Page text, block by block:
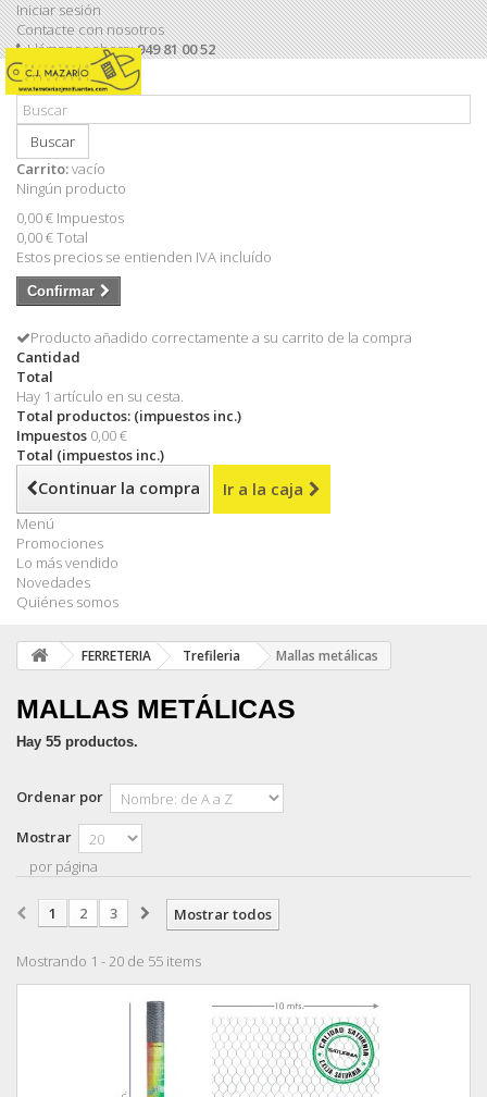
Iniciar sesión
Contacte con nosotros
Llámanos ahora:949 81 00 52
Buscar
Carrito:vacío
Ningún producto
0,00 € Impuestos
0,00 €Total
Estos precios se entienden IVA incluído
Confirmar
Producto añadido correctamente a su carrito de la compra
Cantidad
Total
Hay 1 artículo en su cesta.
Total productos: (impuestos inc.)
Impuestos 0,00 €
Total (impuestos inc.)
Continuar la compra Ir a la caja
Menú
Promociones
Lo más vendido
Novedades
Quiénes somos
FERRETERIA Trefileria Mallas metálicas
MALLAS METÁLICAS
Hay 55 productos.
Ordenar por
Mostrar
por página
Mostrar todos
1 2 3
Mostrando 1 - 20 de 55 items